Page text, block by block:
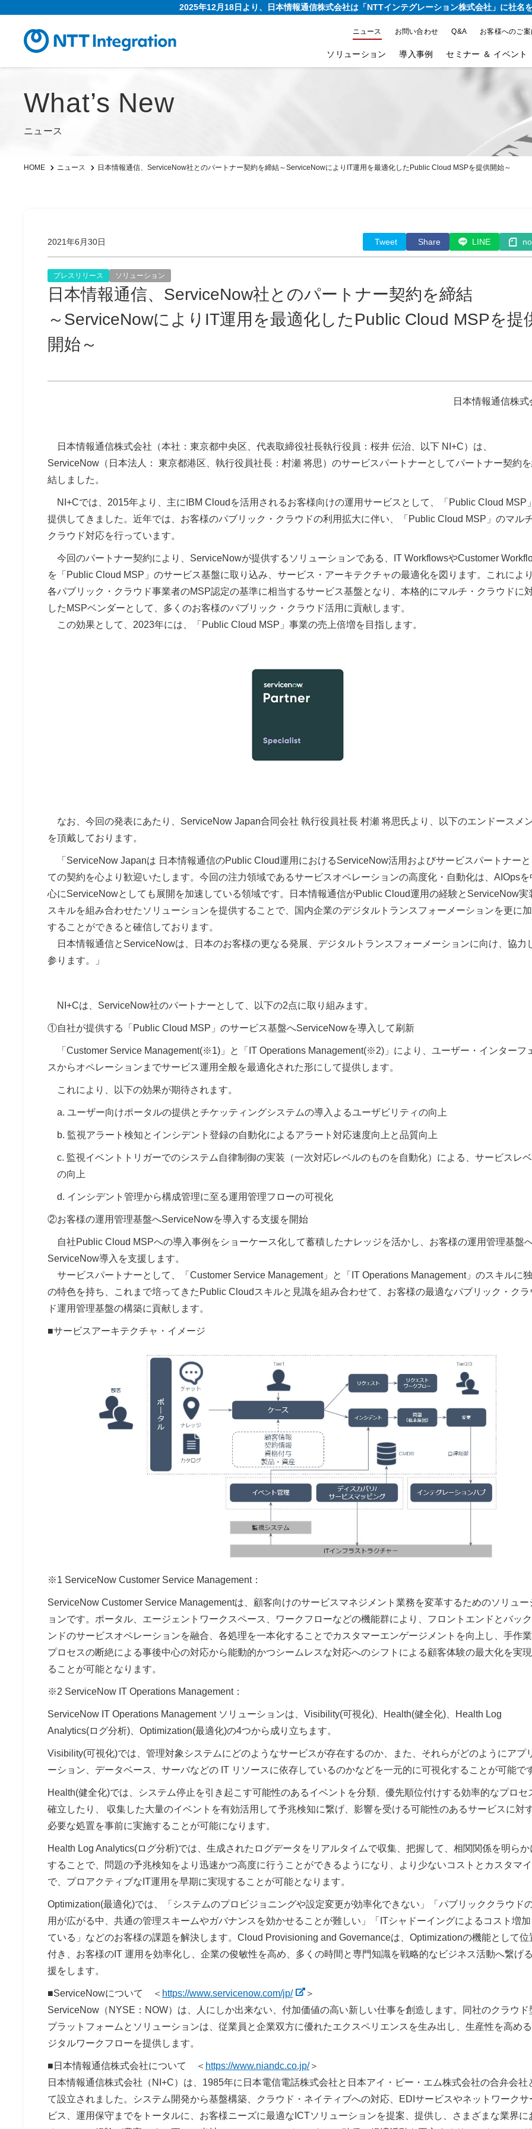
2025年12月18日より、日本情報通信株式会社は「NTTインテグレーション株式会社」に社名
ニュース お問い合わせ Q&A お客様へのご
ソリューション 導入事例 セミナー ＆ イベント
What’s New
ニュース
HOME ニュース 日本情報通信、ServiceNow社とのパートナー契約を締結～ServiceNowによりIT運用を最適化したPublic Cloud MSPを提供開始～
2021年6月30日 Tweet Share LINE
プレスリリース ソリューション
日本情報通信、ServiceNow社とのパートナー契約を締結
～ServiceNowによりIT運用を最適化したPublic Cloud MSPを提
開始～
日本情報通信株式
日本情報通信株式会社（本社：東京都中央区、代表取締役社長執行役員：桜井 伝治、以下 NI+C）は、
ServiceNow（日本法人： 東京都港区、執行役員社長：村瀬 将思）のサービスパートナーとしてパートナー契約
結しました。
NI+Cでは、2015年より、主にIBM Cloudを活用されるお客様向けの運用サービスとして、「Public Cloud MSP
提供してきました。近年では、お客様のパブリック・クラウドの利用拡大に伴い、「Public Cloud MSP」のマルチ
クラウド対応を行っています。
今回のパートナー契約により、ServiceNowが提供するソリューションである、IT WorkflowsやCustomer
を「Public Cloud MSP」のサービス基盤に取り込み、サービス・アーキテクチャの最適化を図ります。これにより
各パブリック・クラウド事業者のMSP認定の基準に相当するサービス基盤となり、本格的にマルチ・クラウドに
したMSPベンダーとして、多くのお客様のパブリック・クラウド活用に貢献します。
この効果として、2023年には、「Public Cloud MSP」事業の売上倍増を目指します。
なお、今回の発表にあたり、ServiceNow Japan合同会社 執行役員社長 村瀬 将思氏より、以下のエンドースメ
を頂戴しております。
「ServiceNow Japanは 日本情報通信のPublic Cloud運用におけるServiceNow活用およびサービスパートナーと
ての契約を心より歓迎いたします。今回の注力領域であるサービスオペレーションの高度化・自動化は、AIOpsを
心にServiceNowとしても展開を加速している領域です。日本情報通信がPublic Cloud運用の経験とServiceNow実
スキルを組み合わせたソリューションを提供することで、国内企業のデジタルトランスフォーメーションを更に
することができると確信しております。
日本情報通信とServiceNowは、日本のお客様の更なる発展、デジタルトランスフォーメーションに向け、協力
参ります。」
NI+Cは、ServiceNow社のパートナーとして、以下の2点に取り組みます。
①自社が提供する「Public Cloud MSP」のサービス基盤へServiceNowを導入して刷新
「Customer Service Management(※1)」と「IT Operations Management(※2)」により、ユーザー・インターフ
スからオペレーションまでサービス運用全般を最適化された形にして提供します。
これにより、以下の効果が期待されます。
a. ユーザー向けポータルの提供とチケッティングシステムの導入よるユーザビリティの向上
b. 監視アラート検知とインシデント登録の自動化によるアラート対応速度向上と品質向上
c. 監視イベントトリガーでのシステム自律制御の実装（一次対応レベルのものを自動化）による、サービスレ
の向上
d. インシデント管理から構成管理に至る運用管理フローの可視化
②お客様の運用管理基盤へServiceNowを導入する支援を開始
自社Public Cloud MSPへの導入事例をショーケース化して蓄積したナレッジを活かし、お客様の運用管理基盤
ServiceNow導入を支援します。
サービスパートナーとして、「Customer Service Management」と「IT Operations Management」のスキルに
の特色を持ち、これまで培ってきたPublic Cloudスキルと見識を組み合わせて、お客様の最適なパブリック・クラ
ド運用管理基盤の構築に貢献します。
■サービスアーキテクチャ・イメージ
※1 ServiceNow Customer Service Management：
ServiceNow Customer Service Managementは、顧客向けのサービスマネジメント業務を変革するためのソリュー
ョンです。ポータル、エージェントワークスペース、ワークフローなどの機能群により、フロントエンドとバッ
ンドのサービスオペレーションを融合、各処理を一本化することでカスタマーエンゲージメントを向上し、手作
プロセスの断絶による事後中心の対応から能動的かつシームレスな対応へのシフトによる顧客体験の最大化を実
ることが可能となります。
※2 ServiceNow IT Operations Management：
ServiceNow IT Operations Management ソリューションは、Visibility(可視化)、Health(健全化)、Health Log
Analytics(ログ分析)、Optimization(最適化)の4つから成り立ちます。
Visibility(可視化)では、管理対象システムにどのようなサービスが存在するのか、また、それらがどのようにアプ
ーション、データベース、サーバなどの IT リソースに依存しているのかなどを一元的に可視化することが可能で
Health(健全化)では、システム停止を引き起こす可能性のあるイベントを分類、優先順位付けする効率的なプロセ
確立したり、 収集した大量のイベントを有効活用して予兆検知に繋げ、影響を受ける可能性のあるサービスに対
必要な処置を事前に実施することが可能になります。
Health Log Analytics(ログ分析)では、生成されたログデータをリアルタイムで収集、把握して、相関関係を明らか
することで、問題の予兆検知をより迅速かつ高度に行うことができるようになり、より少ないコストとカスタマ
で、プロアクティブなIT運用を早期に実現することが可能となります。
Optimization(最適化)では、「システムのプロビジョニングや設定変更が効率化できない」「パブリッククラウド
用が広がる中、共通の管理スキームやガバナンスを効かせることが難しい」「ITシャドーイングによるコスト増加
ている」などのお客様の課題を解決します。Cloud Provisioning and Governanceは、Optimizationの機能として位
付き、お客様のIT 運用を効率化し、企業の俊敏性を高め、多くの時間と専門知識を戦略的なビジネス活動へ繋げ
援をします。
■ServiceNowについて ＜ https://www.servicenow.com/jp/
＞
ServiceNow（NYSE：NOW）は、人にしか出来ない、付加価値の高い新しい仕事を創造します。同社のクラウド
プラットフォームとソリューションは、従業員と企業双方に優れたエクスペリエンスを生み出し、生産性を高め
ジタルワークフローを提供します。
■日本情報通信株式会社について ＜ https://www.niandc.co.jp/＞
日本情報通信株式会社（NI+C）は、1985年に日本電信電話株式会社と日本アイ・ビー・エム株式会社の合弁会社
て設立されました。システム開発から基盤構築、クラウド・ネイティブへの対応、EDIサービスやネットワークサ
ビス、運用保守までをトータルに、お客様ニーズに最適なICTソリューションを提案、提供し、さまざまな業界に